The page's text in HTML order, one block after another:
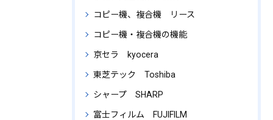
コピー機、複合機 リース
コピー機・複合機の機能
京セラ kyocera
東芝テック Toshiba
シャープ SHARP
富士フィルム FUJIFILM